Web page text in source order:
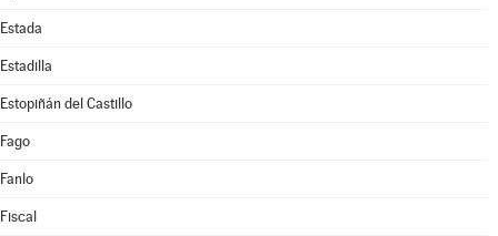
Estada
Estadilla
Estopiñán del Castillo
Fago
Fanlo
Fiscal